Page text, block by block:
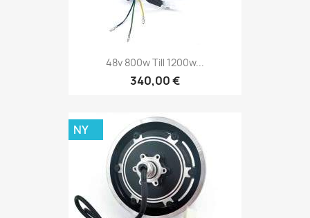
48v 800w Till 1200w...
340,00 €
NY